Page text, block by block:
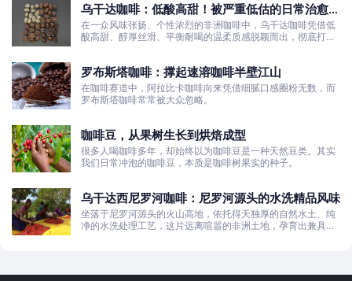
乌干达咖啡：低酸高甜！被严重低估的日常治愈口
粮豆
在一众风味张扬、个性浓烈的非洲咖啡中，乌干达咖啡凭借低
酸高甜、醇厚丝滑、平衡耐喝的温柔质感脱颖而出，彻底打破
罗布斯塔咖啡：撑起速溶咖啡半壁江山
在咖啡赛道中，阿拉比卡咖啡向来凭借细腻口感圈粉无数，而
罗布斯塔咖啡常常被大众忽略。
咖啡豆，从果树生长到烘焙成型
很多人喝咖啡多年，却始终以为咖啡豆是一种天然豆类。其实
我们日常冲泡的咖啡豆，本质是咖啡树果实的种子。
乌干达西尼罗河咖啡：尼罗河源头的水洗精品风味
坐落于尼罗河源头的火山高地，依托得天独厚的自然水土、纯
净的水洗处理工艺，这片远离喧嚣的非洲土地，孕育出兼具干